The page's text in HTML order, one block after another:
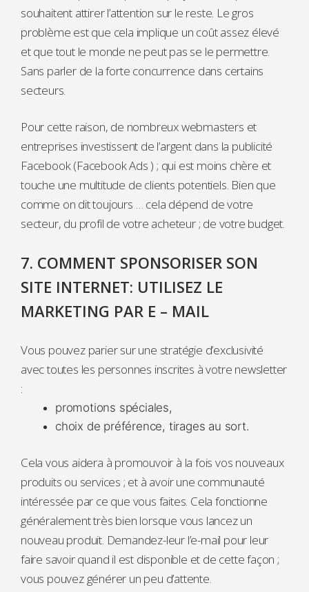
souhaitent attirer l’attention sur le reste. Le gros
problème est que cela implique un coût assez élevé
et que tout le monde ne peut pas se le permettre.
Sans parler de la forte concurrence dans certains
secteurs.
Pour cette raison, de nombreux webmasters et
entreprises investissent de l’argent dans la publicité
Facebook (Facebook Ads ) ; qui est moins chère et
touche une multitude de clients potentiels. Bien que
comme on dit toujours … cela dépend de votre
secteur, du profil de votre acheteur ; de votre budget.
7. COMMENT SPONSORISER SON
SITE INTERNET: UTILISEZ LE
MARKETING PAR E – MAIL
Vous pouvez parier sur une stratégie d’exclusivité
avec toutes les personnes inscrites à votre newsletter
:
promotions spéciales,
choix de préférence, tirages au sort.
Cela vous aidera à promouvoir à la fois vos nouveaux
produits ou services ; et à avoir une communauté
intéressée par ce que vous faites. Cela fonctionne
généralement très bien lorsque vous lancez un
nouveau produit. Demandez-leur l’e-mail pour leur
faire savoir quand il est disponible et de cette façon ;
vous pouvez générer un peu d’attente.